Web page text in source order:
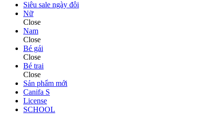
Siêu sale ngày đôi
Nữ
Close
Nam
Close
Bé gái
Close
Bé trai
Close
Sản phẩm mới
Canifa S
License
SCHOOL